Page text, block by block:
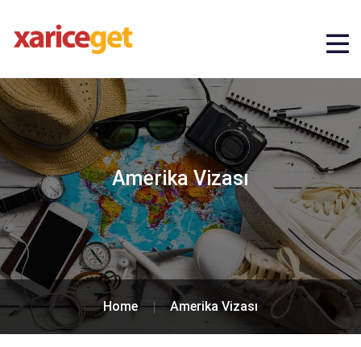
Amerika Vizası
Home Amerika Vizası